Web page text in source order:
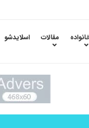
مقالات اسلایدشو